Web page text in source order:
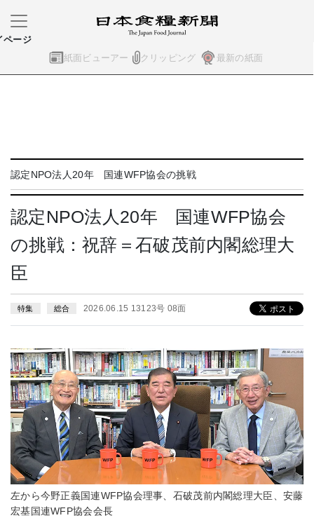
紙面ビューアー クリッピング 最新の紙面
ページ
認定NPO法人20年 国連WFP協会の挑戦
認定NPO法人20年 国連WFP協会
の挑戦：祝辞＝石破茂前内閣総理大
臣
特集 総合 2026.06.15 13123号 08面
左から今野正義国連WFP協会理事、石破茂前内閣総理大臣、安藤
宏基国連WFP協会会長